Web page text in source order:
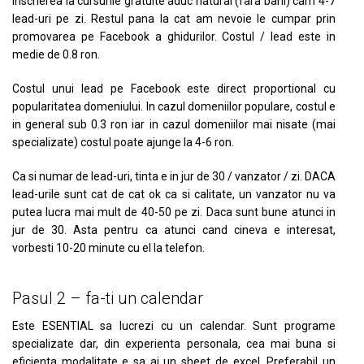
lead-uri pe zi. Restul pana la cat am nevoie le cumpar prin
promovarea pe Facebook a ghidurilor. Costul / lead este in
medie de 0.8 ron.
Costul unui lead pe Facebook este direct proportional cu
popularitatea domeniului. In cazul domeniilor populare, costul e
in general sub 0.3 ron iar in cazul domeniilor mai nisate (mai
specializate) costul poate ajunge la 4-6 ron.
Ca si numar de lead-uri, tinta e in jur de 30 / vanzator / zi. DACA
lead-urile sunt cat de cat ok ca si calitate, un vanzator nu va
putea lucra mai mult de 40-50 pe zi. Daca sunt bune atunci in
jur de 30. Asta pentru ca atunci cand cineva e interesat,
vorbesti 10-20 minute cu el la telefon.
Pasul 2 – fa-ti un calendar
Este ESENTIAL sa lucrezi cu un calendar. Sunt programe
specializate dar, din experienta personala, cea mai buna si